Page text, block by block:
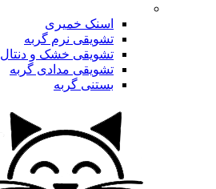
اسنک خمیری
تشویقی نرم گربه
تشویقی خشک و دنتال
تشویقی مدادی گربه
بستنی گربه